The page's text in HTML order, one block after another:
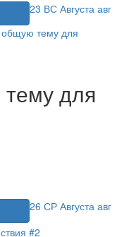
23 ВС Августа авг
для
26 СР Августа авг